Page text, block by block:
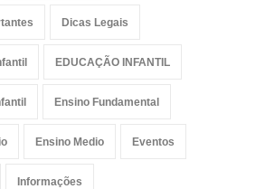
Dicas Legais
EDUCAÇÃO INFANTIL
Ensino Fundamental
Ensino Medio Eventos
Informações